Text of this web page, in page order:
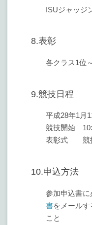
ISUジャッジ
8.表彰
各クラス1位
9.競技日程
平成28年1月
競技開始
表彰式 競
10.申込方法
参加申込書に
書をメールす
こと